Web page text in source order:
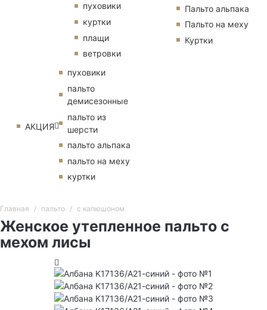
пуховики
куртки
плащи
ветровки
АКЦИЯ
пуховики
пальто
демисезонные
пальто из
шерсти
пальто альпака
пальто на меху
куртки
Пальто альпака
Пальто на меху
Куртки
Главная пальто с капюшоном
Женское утепленное пальто с
мехом лисы